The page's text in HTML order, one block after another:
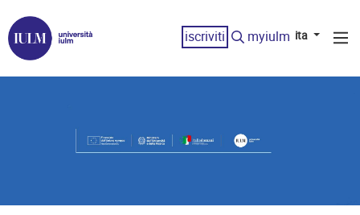
iscriviti myiulm ita